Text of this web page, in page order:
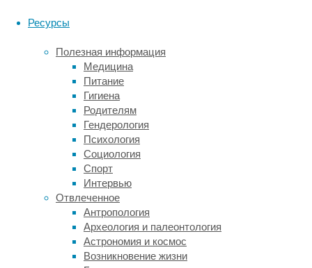
Ресурсы
Полезная информация
Медицина
Питание
Гигиена
Родителям
Гендерология
Психология
Социология
Спорт
Интервью
Отвлеченное
Антропология
Археология и палеонтология
Астрономия и космос
Возникновение жизни
есть
в
эмбриональное
стволовое
состояние,
когда
они
были
готовы
стать
кем
угодно;
вот
уже
из